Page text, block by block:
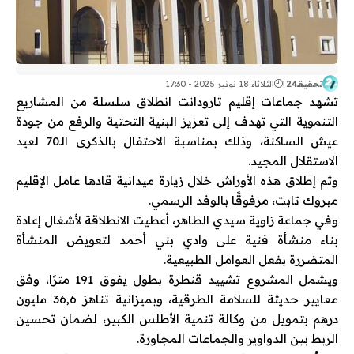
تحقيقـ24 الثلاثاء 18 نونبر 2025 - 17:30
تشهد جماعات إقليم تارودانت انطلاق سلسلة من المشاريع
التنموية التي تهدف إلى تعزيز البنية التحتية والرفع من جودة
عيش الساكنة، وذلك بمناسبة الاحتفال بالذكرى الـ70 لعيد
الاستقلال المجيد.
وتم إطلاق هذه الأوراش خلال زيارة ميدانية قادها عامل الإقليم
مبروك تابت، مرفوقًا بالوفد الرسمي.
وفي جماعة زاوية سيدي الطاهر، أعطيت الانطلاقة لأشغال إعادة
بناء منشأة فنية على وادي بني أحمد لتعويض المنشأة
المتضررة بفعل العوامل الطبيعية.
ويشمل المشروع تشييد قنطرة بطول يفوق 191 مترًا، وفق
معايير حديثة للسلامة الطرقية، وبميزانية تناهز 36,6 مليون
درهم بتمويل من وكالة تنمية الأطلس الكبير، لضمان تحسين
الربط بين الدواوير والجماعات المجاورة.